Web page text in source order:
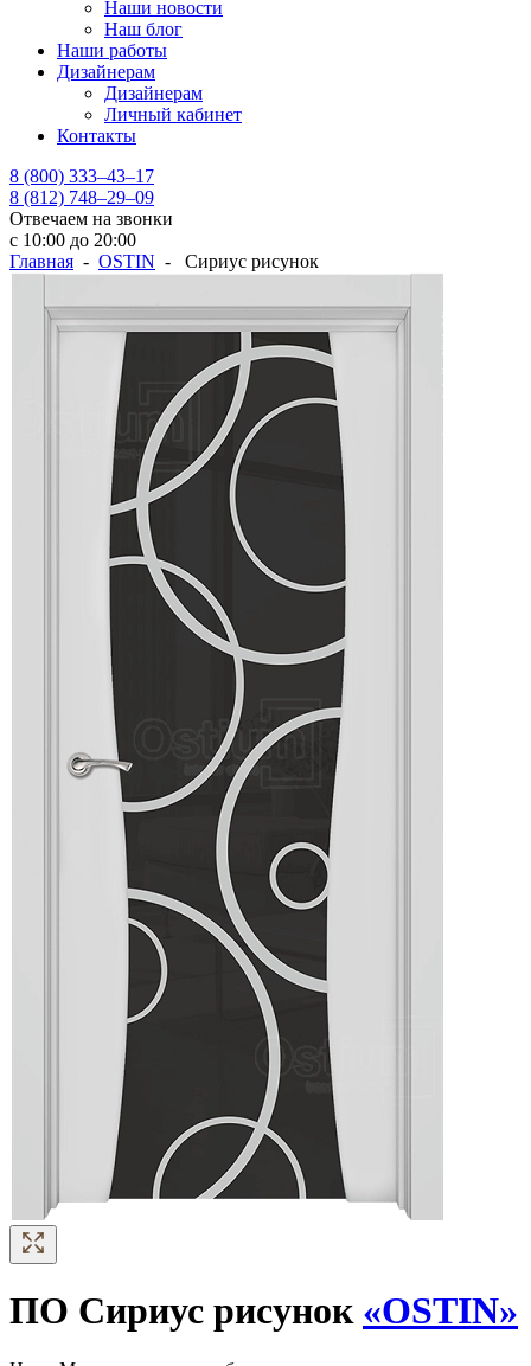
Наши новости
Наш блог
Наши работы
Дизайнерам
Дизайнерам
Личный кабинет
Контакты
8 (800) 333–43–17
8 (812) 748–29–09
Отвечаем на звонки
с 10:00 до 20:00
Главная - OSTIN - Сириус рисунок
ПО Сириус рисунок «OSTIN»